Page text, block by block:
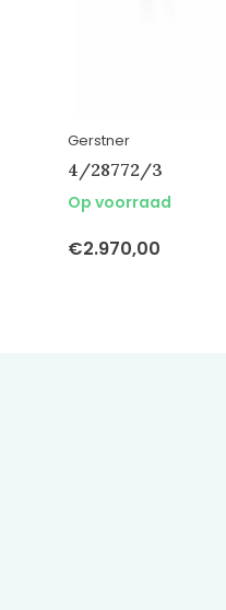
Gerstner
4/28772/3
Op voorraad
€2.970,00